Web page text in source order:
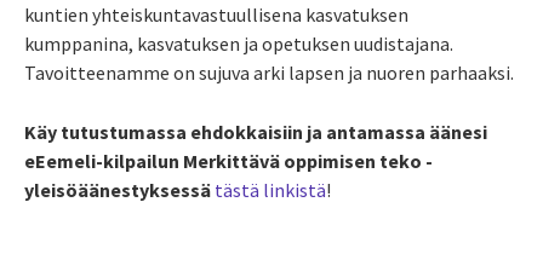
kuntien yhteiskuntavastuullisena kasvatuksen
kumppanina, kasvatuksen ja opetuksen uudistajana.
Tavoitteenamme on sujuva arki lapsen ja nuoren parhaaksi.
Käy tutustumassa ehdokkaisiin ja antamassa äänesi
eEemeli-kilpailun Merkittävä oppimisen teko -
yleisöäänestyksessä tästä linkistä!